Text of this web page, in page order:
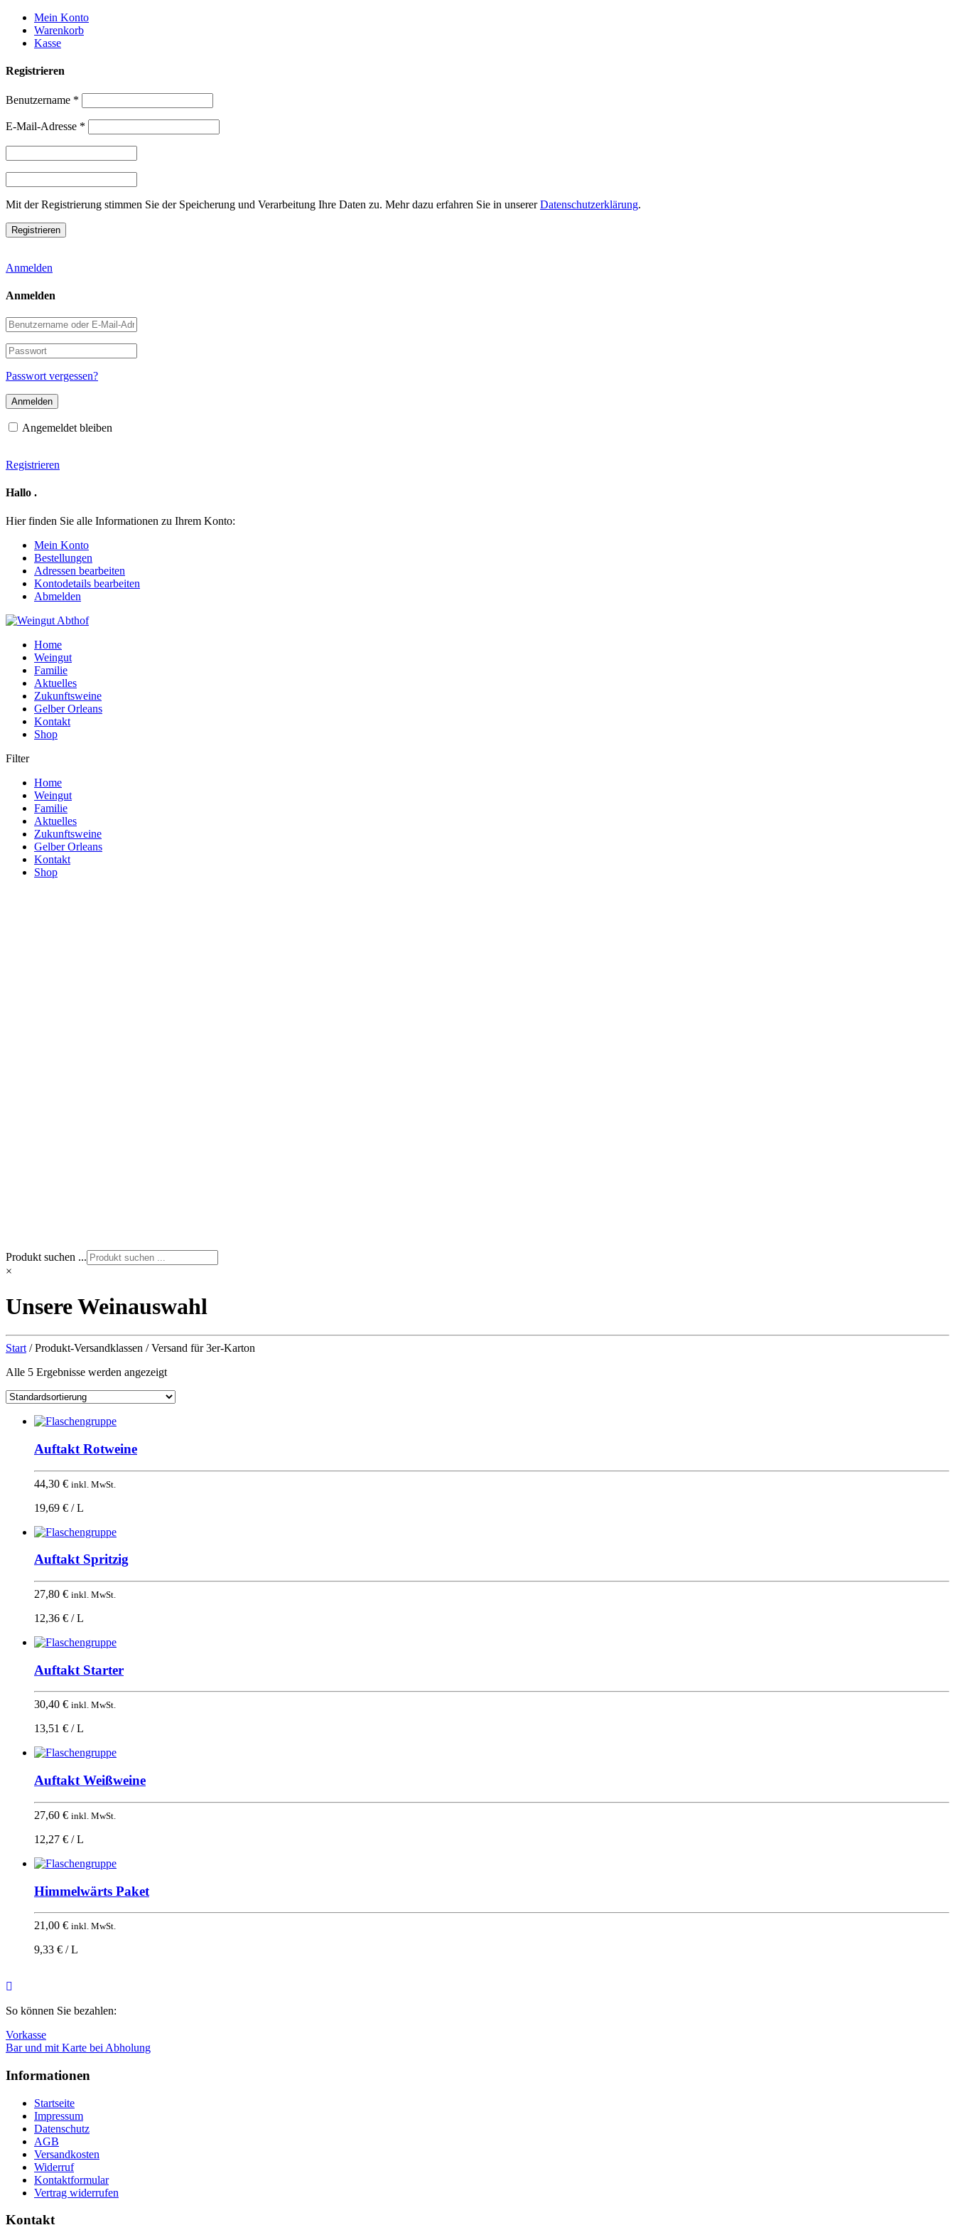
Weiter
zum
Inhalt
Mein Konto
Warenkorb
Kasse
Registrieren
Benutzername *
E-Mail-Adresse *
Mit der Registrierung stimmen Sie der Speicherung und Verarbeitung Ihre Daten zu. Mehr dazu erfahren Sie in unsererDatenschutzerklärung.
Anmelden
Anmelden
Benutzername
oder
E-
Mail-
Adresse
Passwort
Passwort vergessen?
Angemeldet bleiben
Registrieren
Hallo .
Hier finden Sie alle Informationen zu Ihrem Konto:
Mein Konto
Bestellungen
Adressen bearbeiten
Kontodetails bearbeiten
Abmelden
Home
Weingut
Familie
Aktuelles
Zukunftsweine
Gelber Orleans
Kontakt
Shop
Filter
Home
Weingut
Familie
Aktuelles
Zukunftsweine
Gelber Orleans
Kontakt
Shop
Produkt suchen ...
×
Unsere Weinauswahl
Start / Produkt-Versandklassen / Versand für 3er-Karton
Alle 5 Ergebnisse werden angezeigt
Auftakt Rotweine
44,30 € inkl. MwSt.
19,69 € / L
Auftakt Spritzig
27,80 € inkl. MwSt.
12,36 € / L
Auftakt Starter
30,40 € inkl. MwSt.
13,51 € / L
Auftakt Weißweine
27,60 € inkl. MwSt.
12,27 € / L
Himmelwärts Paket
21,00 € inkl. MwSt.
9,33 € / L
So können Sie bezahlen:
Vorkasse
Bar und mit Karte bei Abholung
Informationen
Startseite
Impressum
Datenschutz
AGB
Versandkosten
Widerruf
Kontaktformular
Vertrag widerrufen
Kontakt